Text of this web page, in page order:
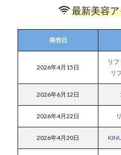
最新美容
発売日
2026年4月15日
リ
リ
2026年6月12日
2026年4月22日
2026年4月20日